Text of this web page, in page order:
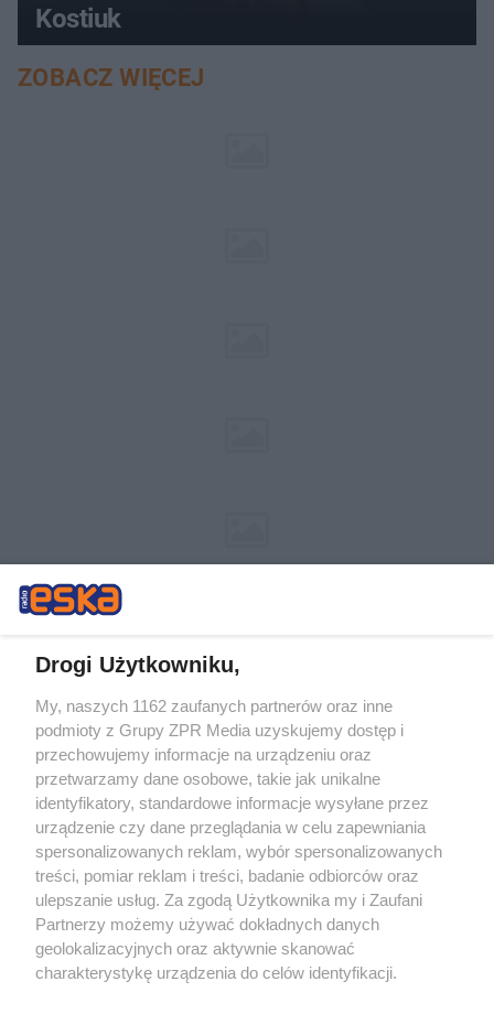
Kostiuk
ZOBACZ WIĘCEJ
Żaden utwór zamieszczony w serwisie nie może być powielany i
rozpowszechniany lub dalej rozpowszechniany w jakikolwiek sposób (w
tym także elektroniczny lub mechaniczny) na jakimkolwiek polu
eksploatacji w jakiejkolwiek formie, włącznie z umieszczaniem w
Internecie bez pisemnej zgody właściciela praw. Jakiekolwiek użycie lub
wykorzystanie utworów w całości lub w części z naruszeniem prawa,
tzn. bez właściwej zgody, jest zabronione pod groźbą kary i może być
ścigane prawnie.
Drogi Użytkowniku,
My, naszych 1162 zaufanych partnerów oraz inne
podmioty z Grupy ZPR Media uzyskujemy dostęp i
przechowujemy informacje na urządzeniu oraz
przetwarzamy dane osobowe, takie jak unikalne
identyfikatory, standardowe informacje wysyłane przez
urządzenie czy dane przeglądania w celu zapewniania
spersonalizowanych reklam, wybór spersonalizowanych
treści, pomiar reklam i treści, badanie odbiorców oraz
ulepszanie usług. Za zgodą Użytkownika my i Zaufani
Partnerzy możemy używać dokładnych danych
geolokalizacyjnych oraz aktywnie skanować
charakterystykę urządzenia do celów identyfikacji.